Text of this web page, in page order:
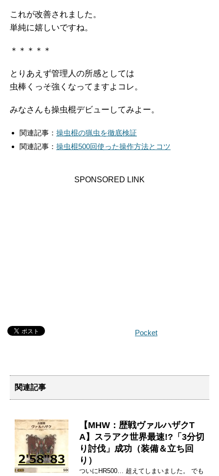
これが改善されました。
単純に嬉しいですね。
＊＊＊＊＊
とりあえず管理人の所感としては
虫棒くっそ強くなってますよコレ。
みなさんも操虫棍デビューしてみよー。
関連記事： 操虫棍の猟虫を徹底検証
関連記事： 操虫棍500回使った操作方法とコツ
SPONSORED LINK
Pocket
関連記事
【MHW：歴戦ヴァルハザクT
A】スラアク世界最速!?「3分切
り討伐」成功（装備＆立ち回
り）
ついにHR500… 超えてしまいました。 でも